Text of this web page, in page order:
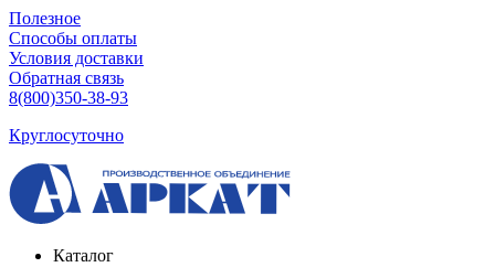
Полезное
Способы оплаты
Условия доставки
Обратная связь
8(800)350-38-93
Круглосуточно
Каталог